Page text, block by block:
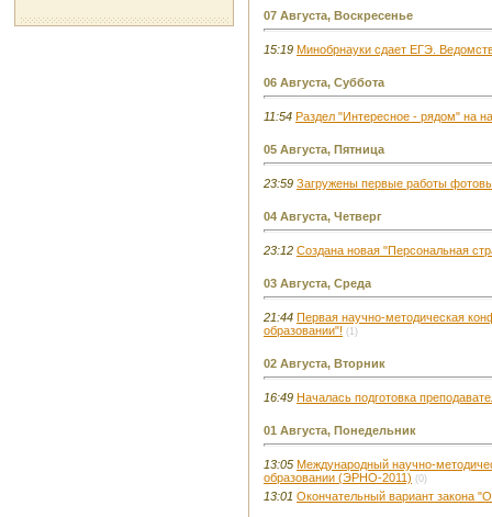
07 Августа, Воскресенье
15:19 Минобрнауки сдает ЕГЭ.
06 Августа, Суббота
11:54 Раздел "Интересное - рядом" на
05 Августа, Пятница
23:59 Загружены первые работы
04 Августа, Четверг
23:12 Создана новая "Персональная
03 Августа, Среда
21:44 Первая научно-методическая
образовании"! (1)
02 Августа, Вторник
16:49 Началась подготовка
01 Августа, Понедельник
13:05 Международный научно-
образовании (ЭРНО-2011) (0)
13:01 Окончательный вариант закона